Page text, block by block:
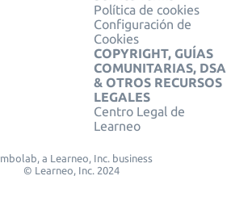
Política de cookies
Configuración de
Cookies
COPYRIGHT, GUÍAS
COMUNITARIAS, DSA
& OTROS RECURSOS
LEGALES
Centro Legal de
Learneo
a Learneo, Inc. business
© Learneo, Inc. 2024